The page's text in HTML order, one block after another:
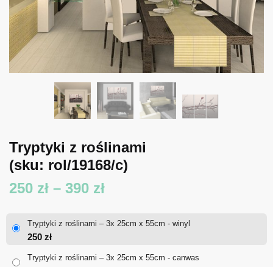
Tryptyki z roślinami
(sku: rol/19168/c)
250 zł – 390 złZakres
250 zł
Tryptyki z roślinami – 3x 25cm x 55cm - winyl
250 zł
Tryptyki z roślinami – 3x 25cm x 55cm - canwas